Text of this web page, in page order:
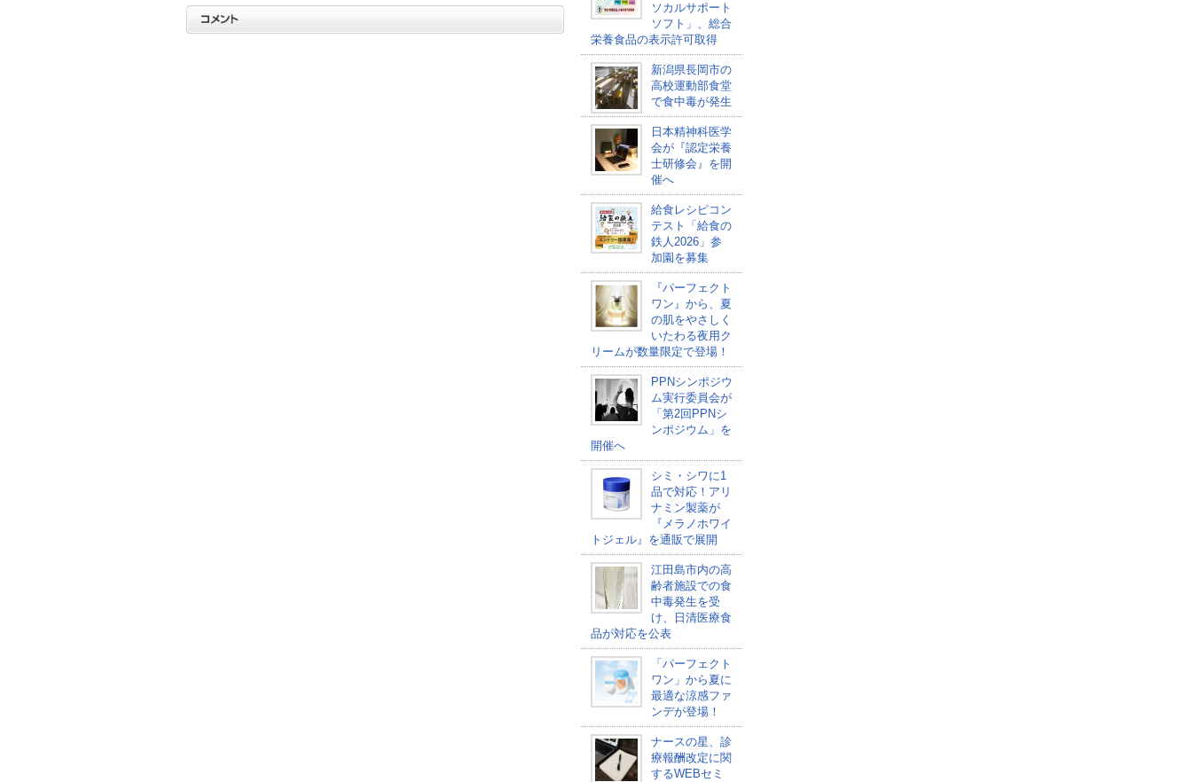
ソカルサポート
ソフト」、総合
栄養食品の表示許可取得
新潟県長岡市の
高校運動部食堂
で食中毒が発生
日本精神科医学
会が『認定栄養
士研修会』を開
催へ
給食レシピコン
テスト「給食の
鉄人2026」参
加園を募集
『パーフェクト
ワン』から、夏
の肌をやさしく
いたわる夜用ク
リームが数量限定で登場！
PPNシンポジウ
ム実行委員会が
「第2回PPNシ
ンポジウム」を
開催へ
シミ・シワに1
品で対応！アリ
ナミン製薬が
『メラノホワイ
トジェル』を通販で展開
江田島市内の高
齢者施設での食
中毒発生を受
け、日清医療食
品が対応を公表
「パーフェクト
ワン」から夏に
最適な涼感ファ
ンデが登場！
ナースの星、診
療報酬改定に関
するWEBセミ